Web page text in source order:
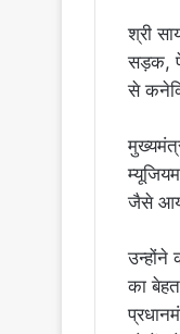
श्री
सड़क,
से
जैसे
उन्होंने
का